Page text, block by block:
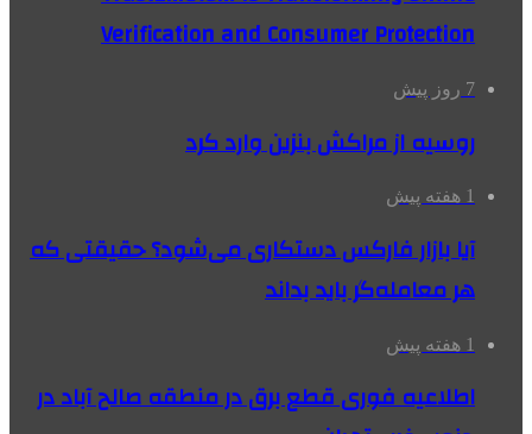
Verification and Consumer Protection
7 روز پیش
روسیه از مراکش بنزین وارد کرد
1 هفته پیش
آیا بازار فارکس دستکاری می‌شود؟ حقیقتی که
هر معامله‌گر باید بداند
1 هفته پیش
اطلاعیه فوری قطع برق در منطقه صالح آباد در